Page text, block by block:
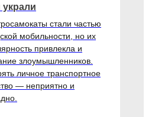
украли
стали частью
мобильности, но их
привлекла и
злоумышленников.
личное транспортное
— неприятно и